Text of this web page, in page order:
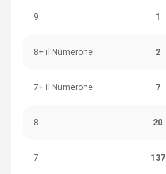
9 1
8+ il Numerone 2
7+ il Numerone 7
8 20
7 137